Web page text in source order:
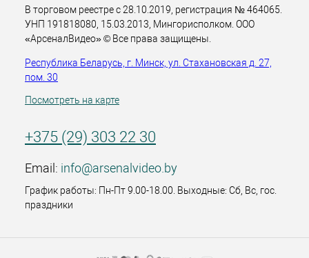
В торговом реестре с 28.10.2019, регистрация № 464065.
УНП 191818080, 15.03.2013, Мингорисполком. ООО
«АрсеналВидео» © Все права защищены.
Республика Беларусь, г. Минск, ул. Стахановская д. 27,
пом. 30
Посмотреть на карте
+375 (29) 303 22 30
Email: info@arsenalvideo.by
График работы: Пн-Пт 9.00-18.00. Выходные: Сб, Вс, гос.
праздники